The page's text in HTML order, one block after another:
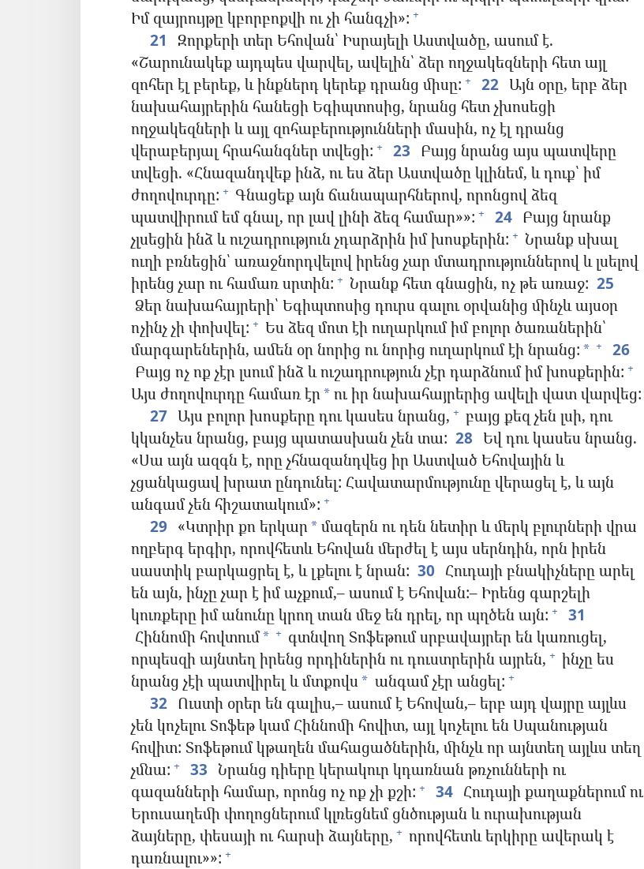
Իմ զայրույթը կբորբոքվի ու չի հանգչի»: +
21
Զորքերի տեր Եհովան՝ Իսրայելի Աստվածը, ասում է.
«Շարունակեք այդպես վարվել, ավելին՝ ձեր ողջակեզների հետ այլ
զոհեր էլ բերեք, և ինքներդ կերեք դրանց միսը: + 22 Այն օրը, երբ ձեր
նախահայրերին հանեցի Եգիպտոսից, նրանց հետ չխոսեցի
ողջակեզների և այլ զոհաբերությունների մասին, ոչ էլ դրանց
վերաբերյալ հրահանգներ տվեցի: + 23 Բայց նրանց այս պատվերը
տվեցի. «Հնազանդվեք ինձ, ու ես ձեր Աստվածը կլինեմ, և դուք՝ իմ
ժողովուրդը: + Գնացեք այն ճանապարհներով, որոնցով ձեզ
պատվիրում եմ գնալ, որ լավ լինի ձեզ համար»»: + 24 Բայց նրանք
չլսեցին ինձ և ուշադրություն չդարձրին իմ խոսքերին: + Նրանք սխալ
ուղի բռնեցին՝ առաջնորդվելով իրենց չար մտադրություններով և լսելով
իրենց չար ու համառ սրտին: + Նրանք հետ գնացին, ոչ թե առաջ: 25
Ձեր նախահայրերի՝ Եգիպտոսից դուրս գալու օրվանից մինչև այսօր
ոչինչ չի փոխվել: + Ես ձեզ մոտ էի ուղարկում իմ բոլոր ծառաներին՝
մարգարեներին, ամեն օր նորից ու նորից ուղարկում էի նրանց: * +
26
Բայց ոչ ոք չէր լսում ինձ և ուշադրություն չէր դարձնում իմ խոսքերին: +
Այս ժողովուրդը համառ էր* ու իր նախահայրերից ավելի վատ վարվեց:
27 Այս բոլոր խոսքերը դու կասես նրանց, + բայց քեզ չեն լսի, դու
կկանչես նրանց, բայց պատասխան չեն տա: 28 Եվ դու կասես նրանց.
«Սա այն ազգն է, որը չհնազանդվեց իր Աստված Եհովային և
չցանկացավ խրատ ընդունել: Հավատարմությունը վերացել է, և այն
անգամ չեն հիշատակում»: +
29 «Կտրիր քո երկար*մազերն ու դեն նետիր և մերկ բլուրների վրա
ողբերգ երգիր, որովհետև Եհովան մերժել է այս սերնդին, որն իրեն
սաստիկ բարկացրել է, և լքելու է նրան: 30 Հուդայի բնակիչները արել
են այն, ինչը չար է իմ աչքում,– ասում է Եհովան:– Իրենց գարշելի
կուռքերը իմ անունը կրող տան մեջ են դրել, որ պղծեն այն: +
31
Հիննոմի հովտում* + գտնվող Տոֆեթում սրբավայրեր են կառուցել,
որպեսզի այնտեղ իրենց որդիներին ու դուստրերին այրեն, + ինչը ես
նրանց չէի պատվիրել և մտքովս * անգամ չէր անցել: +
32 Ուստի օրեր են գալիս,– ասում է Եհովան,– երբ այդ վայրը այլևս
չեն կոչելու Տոֆեթ կամ Հիննոմի հովիտ, այլ կոչելու են Սպանության
հովիտ: Տոֆեթում կթաղեն մահացածներին, մինչև որ այնտեղ այլևս տեղ
չմնա: + 33 Նրանց դիերը կերակուր կդառնան թռչունների ու
գազանների համար, որոնց ոչ ոք չի քշի: + 34 Հուդայի քաղաքներում ու
Երուսաղեմի փողոցներում կլռեցնեմ ցնծության և ուրախության
ձայները, փեսայի ու հարսի ձայները, + որովհետև երկիրը ավերակ է
դառնալու»»: +